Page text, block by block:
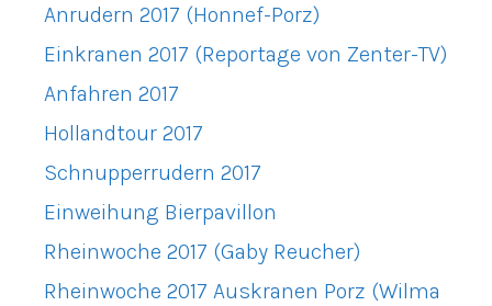
Anrudern 2017 (Honnef-Porz)
Einkranen 2017 (Reportage von Zenter-TV)
Anfahren 2017
Hollandtour 2017
Schnupperrudern 2017
Einweihung Bierpavillon
Rheinwoche 2017 (Gaby Reucher)
Rheinwoche 2017 Auskranen Porz (Wilma